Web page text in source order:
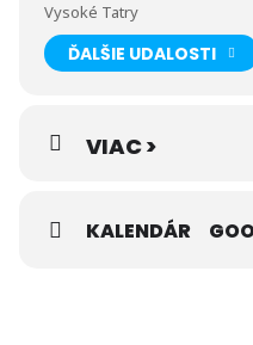
dopravy Slovenskej
Vysoké Tatry
ĎALŠIE UDALOSTI
VIAC >
KALENDÁR